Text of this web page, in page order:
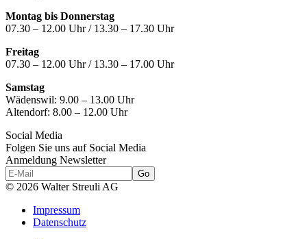
Montag bis Donnerstag
07.30 – 12.00 Uhr / 13.30 – 17.30 Uhr
Freitag
07.30 – 12.00 Uhr / 13.30 – 17.00 Uhr
Samstag
Wädenswil: 9.00 – 13.00 Uhr
Altendorf: 8.00 – 12.00 Uhr
Social Media
Folgen Sie uns auf Social Media
Anmeldung Newsletter
© 2026 Walter Streuli AG
Impressum
Datenschutz